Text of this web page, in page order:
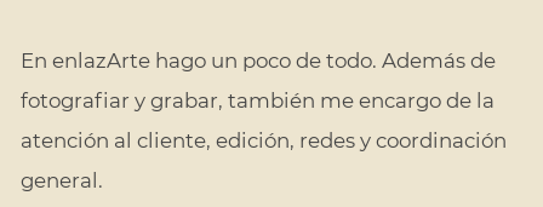
En enlazArte hago un poco de todo. Además de
fotografiar y grabar, también me encargo de la
atención al cliente, edición, redes y coordinación
general.